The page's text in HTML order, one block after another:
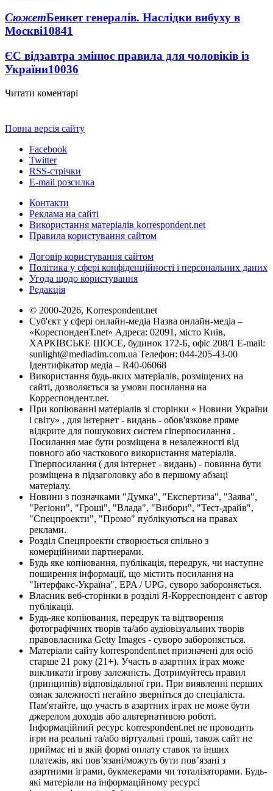
СюжетБенкет генералів. Наслідки вибуху в
Москві10841
ЄС відзавтра змінює правила для чоловіків із
України10036
Читати коментарі
Повна версія сайту
Facebook
Twitter
RSS-стрічки
E-mail розсилка
Контакти
Реклама на сайті
Використання матеріалів korrespondent.net
Правила користування сайтом
Договір користування сайтом
Політика у сфері конфіденційності і персональних даних
Угода щодо користування
Редакція
© 2000-2026, Korrespondent.net
Суб'єкт у сфері онлайн-медіа Назва онлайн-медіа –
«КореспонденТ.net» Адреса: 02091, місто Київ,
ХАРКІВСЬКЕ ШОСЕ, будинок 172-Б, офіс 208/1 E-mail:
sunlight@mediadim.com.ua Телефон: 044-205-43-00
Ідентифікатор медіа – R40-06068
Використання будь-яких матеріалів, розміщених на
сайті, дозволяється за умови посилання на
Корреспондент.net.
При копіюванні матеріалів зі сторінки « Новини України
і світу» , для інтернет - видань - обов'язкове пряме
відкрите для пошукових систем гіперпосилання .
Посилання має бути розміщена в незалежності від
повного або часткового використання матеріалів.
Гіперпосилання ( для інтернет - видань) - повинна бути
розміщена в підзаголовку або в першому абзаці
матеріалу.
Новини з позначками "Думка", "Експертиза", "Заява",
"Регіони", "Гроші", "Влада", "Вибори", "Тест-драйв",
"Спецпроекти", "Промо" публікуються на правах
реклами.
Розділ Спецпроекти створюється спільно з
комерційними партнерами.
Будь яке копіювання, публікація, передрук, чи наступне
поширення інформації, що містить посилання на
"Інтерфакс-Україна", EPA / UPG, суворо забороняється.
Власник веб-сторінки в розділі Я-Корреспондент є автор
публікації.
Будь-яке копіювання, передрук та відтворення
фотографічних творів та/або аудіовізуальних творів
правовласника Getty Images - суворо забороняється.
Матеріали сайту korrespondent.net призначені для осіб
старше 21 року (21+). Участь в азартних іграх може
викликати ігрову залежність. Дотримуйтесь правил
(принципів) відповідальної гри. При виявленні перших
ознак залежності негайно зверніться до спеціаліста.
Пам'ятайте, що участь в азартних іграх не може бути
джерелом доходів або альтернативою роботі.
Інформаційний ресурс korrespondent.net не проводить
ігри на реальні та/або віртуальні гроші, також сайт не
приймає ні в якій формі оплату ставок та інших
платежів, які пов’язані/можуть бути пов’язані з
азартними іграми, букмекерами чи тоталізаторами. Будь-
які матеріали на інформаційному ресурсі